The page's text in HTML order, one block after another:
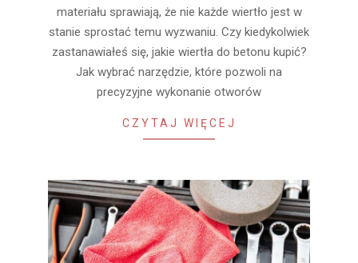
materiału sprawiają, że nie każde wiertło jest w
stanie sprostać temu wyzwaniu. Czy kiedykolwiek
zastanawiałeś się, jakie wiertła do betonu kupić?
Jak wybrać narzędzie, które pozwoli na
precyzyjne wykonanie otworów
CZYTAJ WIĘCEJ